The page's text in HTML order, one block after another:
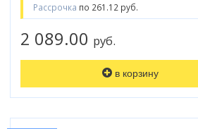
Рассрочка по 261.12 руб.
2 089.00 руб.
в корзину